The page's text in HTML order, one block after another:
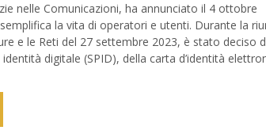
nelle Comunicazioni, ha annunciato il 4 ottobre
la vita di operatori e utenti. Durante la
e le Reti del 27 settembre 2023, è stato deciso
digitale (SPID), della carta d’identità